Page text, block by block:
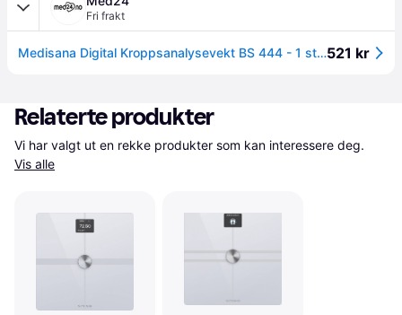
Fri frakt
Medisana Digital Kroppsanalysevekt BS 444 - 1 stk.521 kr
Relaterte produkter
Vis alle